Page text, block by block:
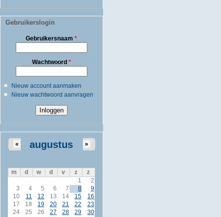
Gebruikerslogin
Gebruikersnaam*
Wachtwoord *
Nieuw account aanmaken
Nieuw wachtwoord aanvragen
augustus
« »
m d w d v z
z
1
2
3
4 5 6 7 8
9
10
11 12 13 14 15
16
17
18 19 20 21 22
23
24
25 26 27 28 29
30